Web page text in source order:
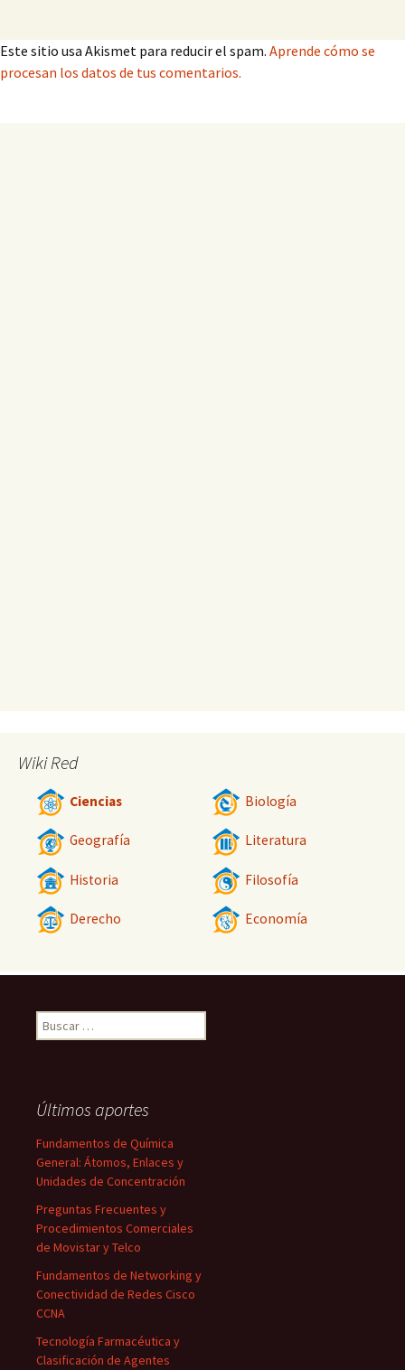
Este sitio usa Akismet para reducir el spam. Aprende cómo se
procesan los datos de tus comentarios.
Wiki Red
Ciencias Biología
Geografía Literatura
Historia Filosofía
Derecho Economía
Buscar:
Últimos aportes
Fundamentos de Química
General: Átomos, Enlaces y
Unidades de Concentración
Preguntas Frecuentes y
Procedimientos Comerciales
de Movistar y Telco
Fundamentos de Networking y
Conectividad de Redes Cisco
CCNA
Tecnología Farmacéutica y
Clasificación de Agentes